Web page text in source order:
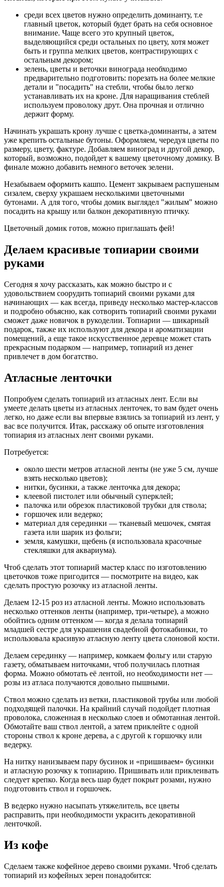
среди всех цветов нужно определить доминанту, т.е
главный цветок, который будет брать на себя основное
внимание. Чаще всего это крупный цветок,
выделяющийся среди остальных по цвету, хотя может
быть и группа мелких цветов, контрастирующих с
остальным декором;
зелень, цветы и веточки винограда необходимо
предварительно подготовить: порезать на более мелкие
детали и "посадить" на стебли, чтобы было легко
устанавливать их на кроне. Для наращивания стеблей
используем проволоку друт. Она прочная и отлично
держит форму.
Начинать украшать крону лучше с цветка-доминанты, а затем
уже крепить остальные бутоны. Оформляем, чередуя цветы по
размеру, цвету, фактуре. Добавляем виноград и другой декор,
который, возможно, подойдет к вашему цветочному домику. В
финале можно добавить немного веточек зелени.
Незабываем оформить кашпо. Цемент закрываем распушеным
сизалем, сверху украшаем несколькими цветочными
бутонами. А для того, чтобы домик выглядел "жилым" можно
посадить на крышу или балкон декоративную птичку.
Цветочный домик готов, можно приглашать фей!
Делаем красивые топиарии своими
руками
Сегодня я хочу рассказать, как можно быстро и с
удовольствием соорудить топиарий своими руками для
начинающих — как всегда, приведу несколько мастер-классов
и подробно объясню, как сотворить топиарий своими руками
сможет даже новичок в рукоделии. Топиарии — шикарный
подарок, также их используют для декора и ароматизации
помещений, а еще такое искусственное деревце может стать
прекрасным подарком — например, топиарий из денег
привлечет в дом богатство.
Атласные ленточки
Попробуем сделать топиарий из атласных лент. Если вы
умеете делать цветы из атласных ленточек, то вам будет очень
легко, но даже если вы впервые взялись за топиарий из лент, у
вас все получится. Итак, расскажу об опыте изготовления
топиария из атласных лент своими руками.
Потребуется:
около шести метров атласной ленты (не уже 5 см, лучше
взять несколько цветов);
нитки, бусинки, а также ленточка для декора;
клеевой пистолет или обычный суперклей;
палочка или обрезок пластиковой трубки для ствола;
горшочек или ведерко;
материал для серединки — тканевый мешочек, смятая
газета или шарик из фольги;
земля, камушки, щебень (я использовала красочные
стекляшки для аквариума).
Чтоб сделать этот топиарий мастер класс по изготовлению
цветочков тоже пригодится — посмотрите на видео, как
сделать простую розочку из атласной ленты.
Делаем 12-15 роз из атласной ленты. Можно использовать
несколько оттенков ленты (например, три-четыре), а можно
обойтись одним оттенком — когда я делала топиарий
младшей сестре для украшения свадебной фотокабинки, то
использовала красивую атласную ленту цвета слоновой кости.
Делаем серединку — например, комкаем фольгу или старую
газету, обматываем ниточками, чтоб получилась плотная
форма. Можно обмотать её лентой, но необходимости нет —
розы из атласа получаются довольно пышными.
Ствол можно сделать из ветки, пластиковой трубы или любой
подходящей палочки. На крайний случай подойдет плотная
проволока, сложенная в несколько слоев и обмотанная лентой.
Обмотайте ваш ствол лентой, а затем приклейте с одной
стороны ствол к кроне дерева, а с другой к горшочку или
ведерку.
На нитку нанизываем пару бусинок и «пришиваем» бусинки
и атласную розочку к топиарию. Пришивать или приклеивать
следует крепко. Когда весь шар будет покрыт розами, нужно
подготовить ствол и горшочек.
В ведерко нужно насыпать утяжелитель, все цветы
расправить, при необходимости украсить декоративной
ленточкой.
Из кофе
Сделаем также кофейное дерево своими руками. Чтоб сделать
топиарий из кофейных зерен понадобится: